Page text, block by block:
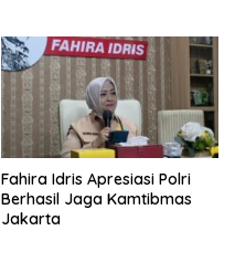
Fahira Idris Apresiasi Polri
Berhasil Jaga Kamtibmas
Jakarta